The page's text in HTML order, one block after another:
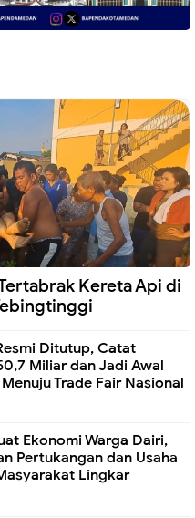
Kereta Api di
Ditutup, Catat
Miliar dan Jadi Awal
Trade Fair Nasional
Ekonomi Warga Dairi,
Pertukangan dan Usaha
Lingkar